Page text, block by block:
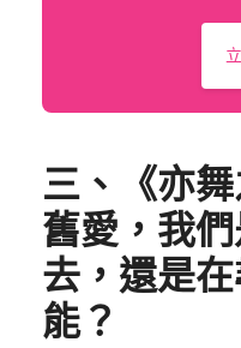
三、《亦
舊愛，我
去，還是
能？